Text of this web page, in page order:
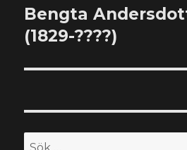
Nästa
inlägg:
Bengta
(1829-????)
Sök